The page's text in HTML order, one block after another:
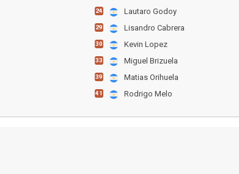
24 Lautaro Godoy
29 Lisandro Cabrera
30 Kevin Lopez
33 Miguel Brizuela
39 Matias Orihuela
41 Rodrigo Melo